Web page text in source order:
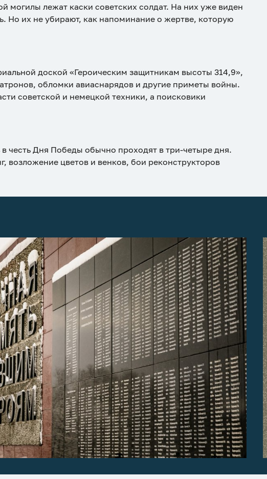
могилы лежат каски советских солдат. На них уже виден
Но их не убирают, как напоминание о жертве, которую
доской «Героическим защитникам высоты 314,9»,
обломки авиаснарядов и другие приметы войны.
советской и немецкой техники, а поисковики
честь Дня Победы обычно проходят в три-четыре дня.
возложение цветов и венков, бои реконструкторов